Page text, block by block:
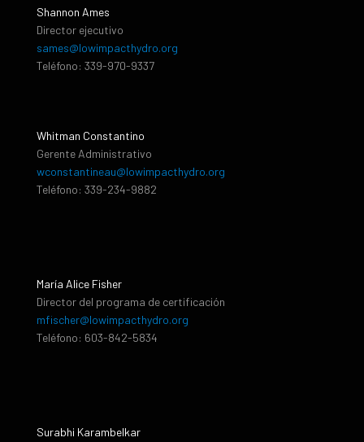
Shannon Ames
Director ejecutivo
sames@lowimpacthydro.org
Teléfono: 339-970-9337
Whitman Constantino
Gerente Administrativo
wconstantineau@lowimpacthydro.org
Teléfono: 339-234-9882
María Alice Fisher
Director del programa de certificación
mfischer@lowimpacthydro.org
Teléfono: 603-842-5834
Surabhi Karambelkar